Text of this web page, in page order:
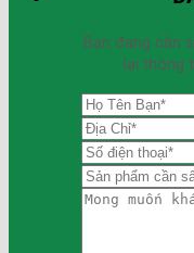
Bạn đang cần
lại thông